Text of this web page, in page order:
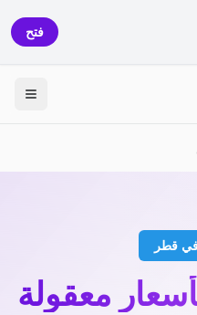
فتح
قطر
معقولة